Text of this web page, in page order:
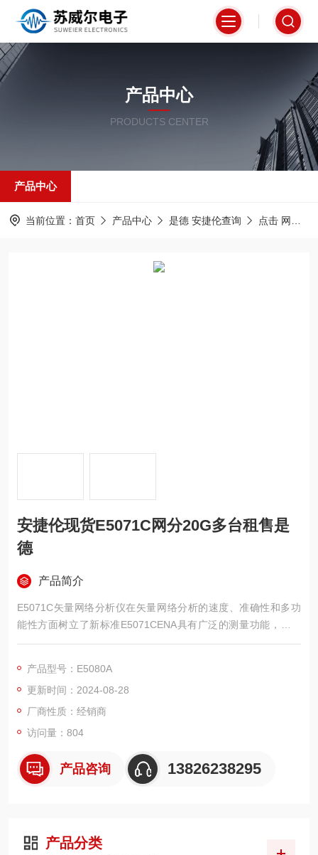
产品中心
PRODUCTS CENTER
产品中心
当前位置： 首页 产品中心 是德 安捷伦查询 点击 网络分析仪
安捷伦现货E5071C网分20G多台租售是
德
产品简介
E5071C矢量网络分析仪在矢量网络分析的速度、准确性和多功
能性方面树立了新标准E5071CENA具有广泛的测量功能，可满
足多种网络分析需求，为无线通信、汽车、半导体和医疗等行业
产品型号：E5080A
更新时间：2024-08-28
厂商性质：经销商
访问量：804
产品咨询 13826238295
产品分类